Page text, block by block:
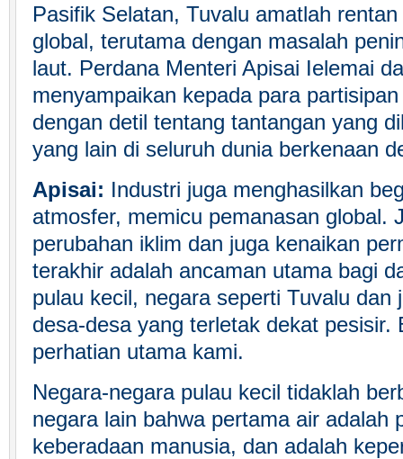
Pasifik Selatan, Tuvalu amatlah
global, terutama dengan masalah
laut. Perdana Menteri Apisai Ielemai
menyampaikan kepada para
dengan detil tentang tantangan yang
yang lain di seluruh dunia berkenaan
Apisai: Industri juga menghasilkan
atmosfer, memicu pemanasan global.
perubahan iklim dan juga kenaikan
terakhir adalah ancaman utama bagi
pulau kecil, negara seperti Tuvalu dan
desa-desa yang terletak dekat pesisir.
perhatian utama kami.
Negara-negara pulau kecil tidaklah
negara lain bahwa pertama air adalah
keberadaan manusia, dan adalah